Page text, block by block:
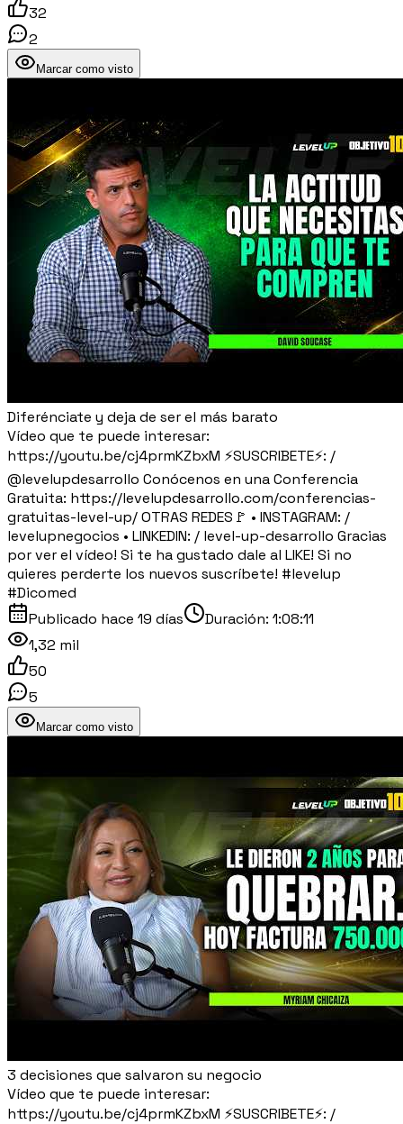
32
2
Marcar como visto
Diferénciate y deja de ser el más barato
Vídeo que te puede interesar:
https://youtu.be/cj4prmKZbxM ⚡SUSCRIBETE⚡: /
@levelupdesarrollo Conócenos en una Conferencia
Gratuita: https://levelupdesarrollo.com/conferencias-
gratuitas-level-up/ OTRAS REDES🚩 • INSTAGRAM: /
levelupnegocios • LINKEDIN: / level-up-desarrollo Gracias
por ver el vídeo! Si te ha gustado dale al LIKE! Si no
quieres perderte los nuevos suscríbete! #levelup
#Dicomed
Publicado hace 19 días Duración: 1:08:11
1,32 mil
50
5
Marcar como visto
3 decisiones que salvaron su negocio
Vídeo que te puede interesar:
https://youtu.be/cj4prmKZbxM ⚡SUSCRIBETE⚡: /